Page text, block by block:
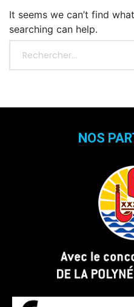
It seems we can’t find
searching can help.
NOS